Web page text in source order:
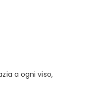
a ogni viso,